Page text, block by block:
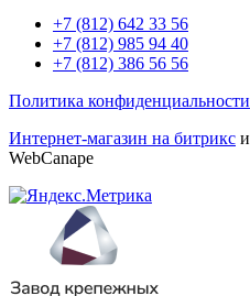
+7 (812) 642 33 56
+7 (812) 985 94 40
+7 (812) 386 56 56
Политика конфиденциальности
Интернет-магазин на битрикс и
WebCanape